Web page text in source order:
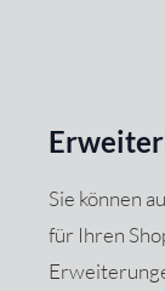
Sie können
für Ihren